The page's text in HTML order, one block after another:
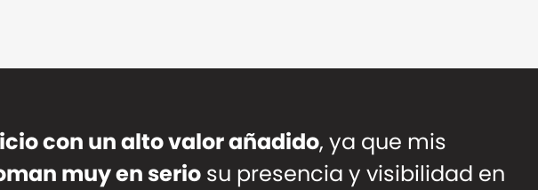
con un alto valor añadido, ya que mis
muy en seriosu presencia y visibilidad en